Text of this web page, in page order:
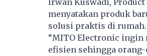
Irwan Kuswadi,
menyatakan produk
solusi praktis di rumah.
“MITO Electronic ingin
efisien sehingga